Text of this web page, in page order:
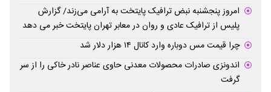
امروز پنجشنبه نبض ترافیک پایتخت به آرامی می‌زند/ گزارش
پلیس از ترافیک عادی و روان در معابر تهران پایتخت خبر می دهد
چرا قیمت مس دوباره وارد کانال ۱۴ هزار دلار شد
اندونزی صادرات محصولات معدنی حاوی عناصر نادر خاکی را از سر
گرفت